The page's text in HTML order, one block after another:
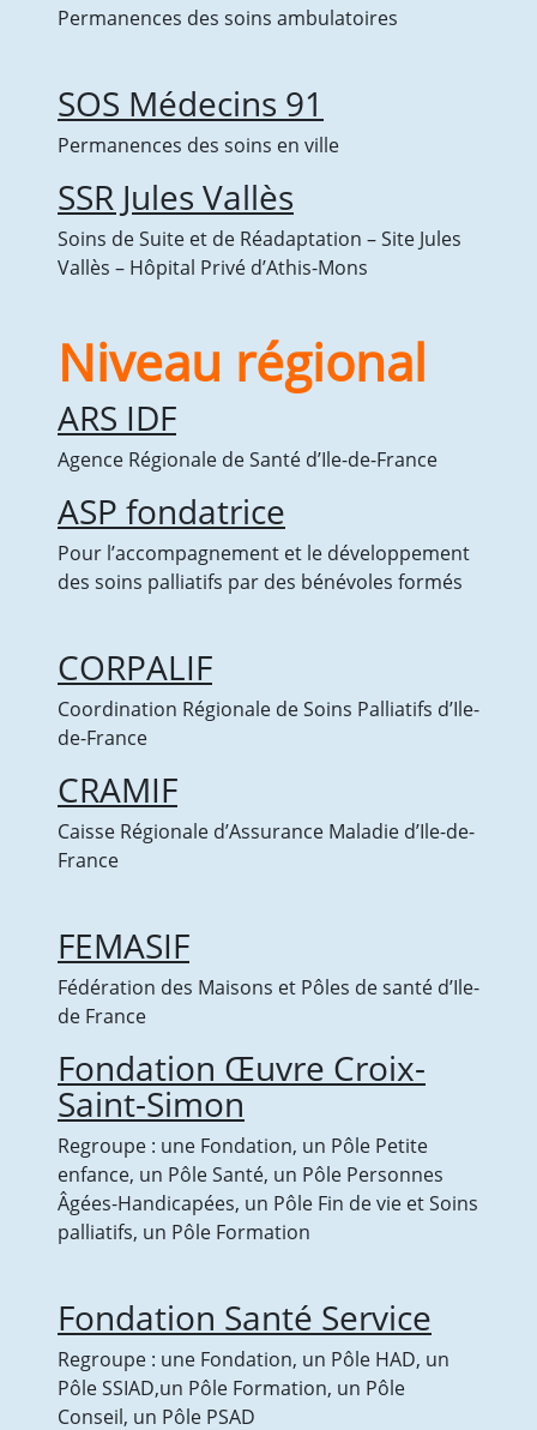
Permanences des soins ambulatoires
SOS Médecins 91
Permanences des soins en ville
SSR Jules Vallès
Soins de Suite et de Réadaptation – Site Jules
Vallès – Hôpital Privé d’Athis-Mons
Niveau régional
ARS IDF
Agence Régionale de Santé d’Ile-de-France
ASP fondatrice
Pour l’accompagnement et le développement
des soins palliatifs par des bénévoles formés
CORPALIF
Coordination Régionale de Soins Palliatifs d’Ile-
de-France
CRAMIF
Caisse Régionale d’Assurance Maladie d’Ile-de-
France
FEMASIF
Fédération des Maisons et Pôles de santé d’Ile-
de France
Fondation Œuvre Croix-
Saint-Simon
Regroupe : une Fondation, un Pôle Petite
enfance, un Pôle Santé, un Pôle Personnes
Âgées-Handicapées, un Pôle Fin de vie et Soins
palliatifs, un Pôle Formation
Fondation Santé Service
Regroupe : une Fondation, un Pôle HAD, un
Pôle SSIAD,un Pôle Formation, un Pôle
Conseil, un Pôle PSAD